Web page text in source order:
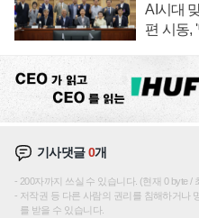
AI시대
편 시동,
기사댓글0개
200자까지 쓰실 수 있습니다. (현재 0 byte /
저작권 등 다른 사람의 권리를 침해하거나
를 받을 수 있습니다.